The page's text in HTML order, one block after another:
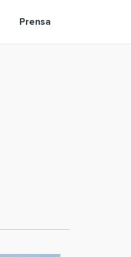
Prensa